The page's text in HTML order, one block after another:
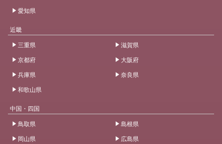
愛知県
近畿
三重県
滋賀県
京都府
大阪府
兵庫県
奈良県
和歌山県
中国・四国
鳥取県
島根県
岡山県
広島県